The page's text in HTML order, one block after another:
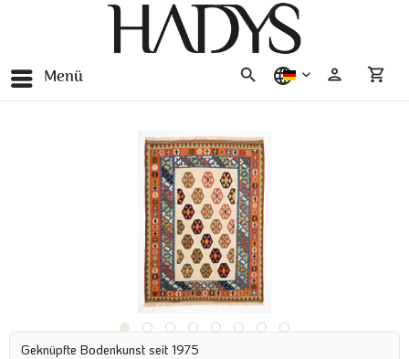
Menü deutsch
Geknüpfte Bodenkunst seit 1975